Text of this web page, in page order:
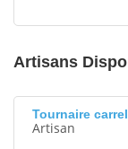
Artisans
Tournaire
Artisan